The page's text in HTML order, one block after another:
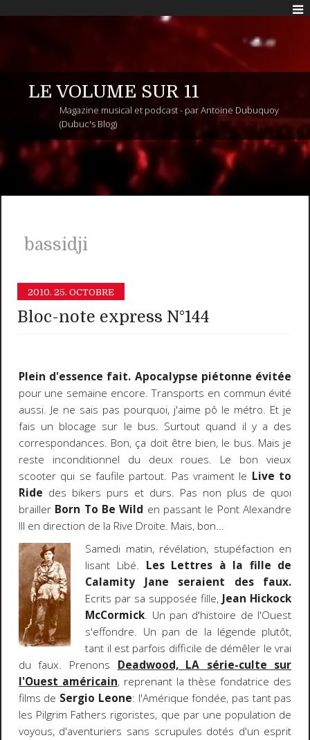
LE VOLUME SUR 11
Magazine musical et podcast - par Antoine Dubuquoy
(Dubuc's Blog)
bassidji
2010. 25. OCTOBRE
Bloc-note express N°144
Plein d'essence fait. Apocalypse piétonne évitée
pour une semaine encore. Transports en commun évité
aussi. Je ne sais pas pourquoi, j'aime pô le métro. Et je
fais un blocage sur le bus. Surtout quand il y a des
correspondances. Bon, ça doit être bien, le bus. Mais je
reste inconditionnel du deux roues. Le bon vieux
scooter qui se faufile partout. Pas vraiment le Live to
Ride des bikers purs et durs. Pas non plus de quoi
brailler Born To Be Wild en passant le Pont Alexandre
III en direction de la Rive Droite. Mais, bon...
Samedi matin, révélation, stupéfaction en
lisant Libé. Les Lettres à la fille de
Calamity Jane seraient des faux.
Ecrits par sa supposée fille, Jean Hickock
McCormick. Un pan d'histoire de l'Ouest
s'effondre. Un pan de la légende plutôt,
tant il est parfois difficile de démêler le vrai
du faux. Prenons Deadwood, LA série-culte sur
l'Ouest américain, reprenant la thèse fondatrice des
films de Sergio Leone: l'Amérique fondée, pas tant pas
les Pilgrim Fathers rigoristes, que par une population de
voyous, d'aventuriers sans scrupules dotés d'un esprit